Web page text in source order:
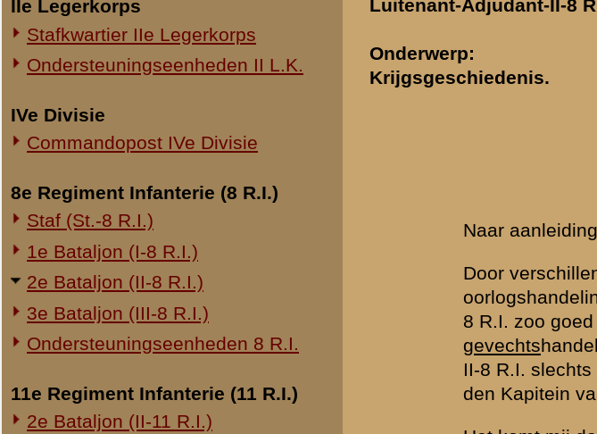
1e Bataljon (I-8 R.I.)
2e Bataljon (II-8 R.I.)
3e Bataljon (III-8 R.I.)
Ondersteuningseenheden 8 R.I.
2e Bataljon (II-11 R.I.)
3e Bataljon (III-11 R.I.)
19e Regiment Infanterie (19 R.I.)
Staf (St.-19 R.I.)
1e Bataljon (I-19 R.I.)
2e Bataljon (II-19 R.I.)
3e Bataljon (III-19 R.I.)
Ondersteuningseenheden 19 R.I.
1e Bataljon (I-20 R.I.)
Staf (St.-24 R.I.)
1e Bataljon (I-24 R.I.)
8 R.I. zoo goed als geheel samenvielen met die
handelingen van Staf II-8 R.I. zal
II-8 R.I. slechts gevechten zijn geleverd op den
was en verder alle gegevens vernietigd zijn.
Na in den vroegen morgen van Vrijdag 10 Mei
eersten oorlogsdag, behoudens het vuren op
luchtdoelartillerie en het inschieten van de
Van Vrijdag op Zaterdagnacht werd het
Later bleek, dat het kaliber echter elken dag
Zaterdag kwamen van de voorcompagnieën
(stoottroepen) zich in het voorterrein bevonden,